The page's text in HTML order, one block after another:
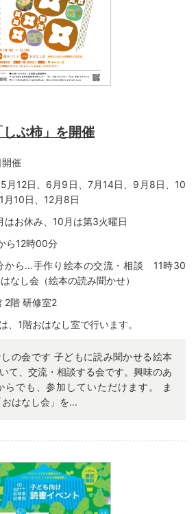
ぶ柿」を開催
催
月12日、6月9日、7月14日、9月8日、10
月10日、12月8日
はお休み、10月は第3火曜日
ら12時00分
から…手作り絵本の交流・相談 11時30
なし会（絵本の読み聞かせ）
2階 研修室2
、1階おはなし室で行います。
の会です 子どもに読み聞かせる絵本
て、交流・相談する会です。興味のあ
らでも、参加していただけます。 ま
はなし会」を...